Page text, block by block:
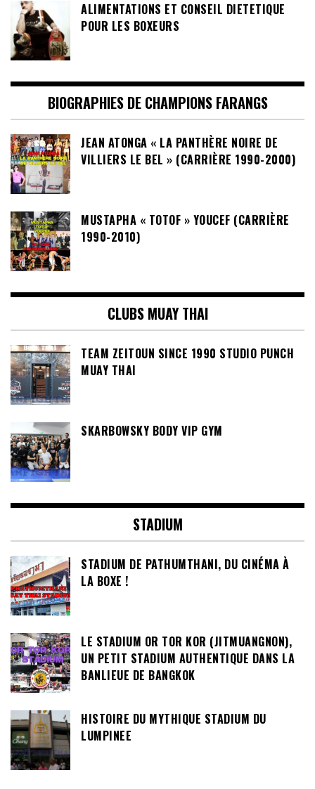
ALIMENTATIONS ET CONSEIL DIETETIQUE
POUR LES BOXEURS
BIOGRAPHIES DE CHAMPIONS FARANGS
JEAN ATONGA « LA PANTHÈRE NOIRE DE
VILLIERS LE BEL » (CARRIÈRE 1990-2000)
MUSTAPHA « TOTOF » YOUCEF (CARRIÈRE
1990-2010)
CLUBS MUAY THAI
TEAM ZEITOUN SINCE 1990 STUDIO PUNCH
MUAY THAI
SKARBOWSKY BODY VIP GYM
STADIUM
STADIUM DE PATHUMTHANI, DU CINÉMA À
LA BOXE !
LE STADIUM OR TOR KOR (JITMUANGNON),
UN PETIT STADIUM AUTHENTIQUE DANS LA
BANLIEUE DE BANGKOK
HISTOIRE DU MYTHIQUE STADIUM DU
LUMPINEE